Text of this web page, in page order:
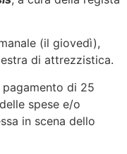
(il giovedì),
di attrezzistica.
di 25
spese e/o
in scena dello